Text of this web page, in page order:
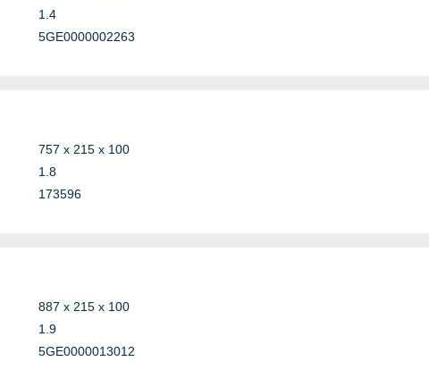
1.4
5GE0000002263
757 x 215 x 100
1.8
173596
887 x 215 x 100
1.9
5GE0000013012